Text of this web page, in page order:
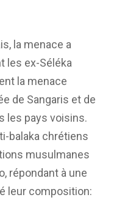
la menace a
les ex-Séléka
la menace
de Sangaris et de
les pays voisins.
balaka chrétiens
musulmanes
répondant à une
leur composition: